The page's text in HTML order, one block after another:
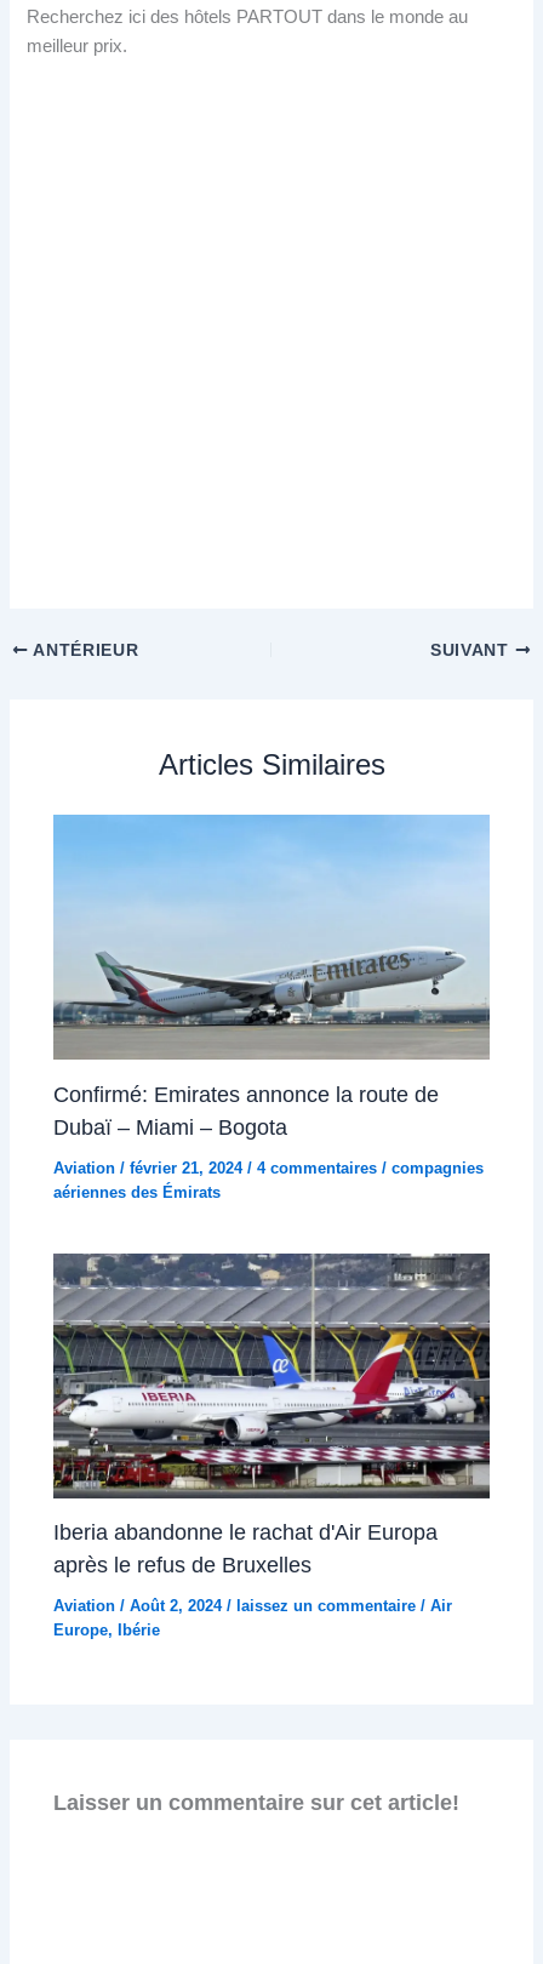
Recherchez ici des hôtels PARTOUT dans le monde au
meilleur prix.
ANTÉRIEUR SUIVANT
Articles Similaires
Confirmé: Emirates annonce la route de
Dubaï – Miami – Bogota
Aviation /février 21, 2024/4 commentaires /compagnies
aériennes des Émirats
Iberia abandonne le rachat d'Air Europa
après le refus de Bruxelles
Aviation /Août 2, 2024/ laissez un commentaire /Air
Europe, Ibérie
Laisser un commentaire sur cet article!